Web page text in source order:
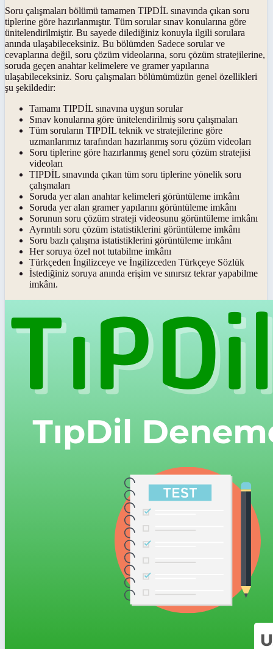
Soru çalışmaları bölümü tamamen TIPDİL sınavında çıkan soru
tiplerine göre hazırlanmıştır. Tüm sorular sınav konularına göre
ünitelendirilmiştir. Bu sayede dilediğiniz konuyla ilgili sorulara
anında ulaşabileceksiniz. Bu bölümden Sadece sorular ve
cevaplarına değil, soru çözüm videolarına, soru çözüm stratejilerine,
soruda geçen anahtar kelimelere ve gramer yapılarına
ulaşabileceksiniz. Soru çalışmaları bölümümüzün genel özellikleri
şu şekildedir:
Tamamı TIPDİL sınavına uygun sorular
Sınav konularına göre ünitelendirilmiş soru çalışmaları
Tüm soruların TIPDİL teknik ve stratejilerine göre
uzmanlarımız tarafından hazırlanmış soru çözüm videoları
Soru tiplerine göre hazırlanmış genel soru çözüm stratejisi
videoları
TIPDİL sınavında çıkan tüm soru tiplerine yönelik soru
çalışmaları
Soruda yer alan anahtar kelimeleri görüntüleme imkânı
Soruda yer alan gramer yapılarını görüntüleme imkânı
Sorunun soru çözüm strateji videosunu görüntüleme imkânı
Ayrıntılı soru çözüm istatistiklerini görüntüleme imkânı
Soru bazlı çalışma istatistiklerini görüntüleme imkânı
Her soruya özel not tutabilme imkânı
Türkçeden İngilizceye ve İngilizceden Türkçeye Sözlük
İstediğiniz soruya anında erişim ve sınırsız tekrar yapabilme
imkânı.